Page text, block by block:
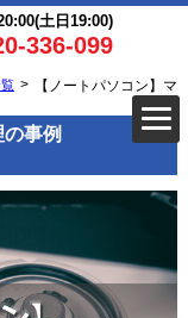
土日19:00)
336-099
【ノートパソコン】マ
事例